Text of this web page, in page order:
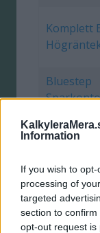
Information
If you wish to
processing of
targeted
section to
opt-out request is
Komplett
Bluestep
5 år
Ikano
Fix